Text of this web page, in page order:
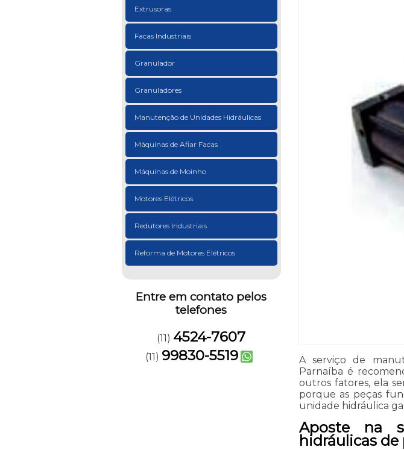
Extrusoras
Facas Industriais
Granulador
Granuladores
Manutenção de Unidades Hidráulicas
Máquinas de Afiar Facas
Máquinas de Moinho
Motores Elétricos
Redutores Industriais
Reforma de Motores Elétricos
Entre em contato pelos
telefones
(11) 4524-7607
(11) 99830-5519
A serviço de
Parnaíba é
outros fatores, ela
porque as peças
unidade hidráulica
Aposte na
hidráulicas